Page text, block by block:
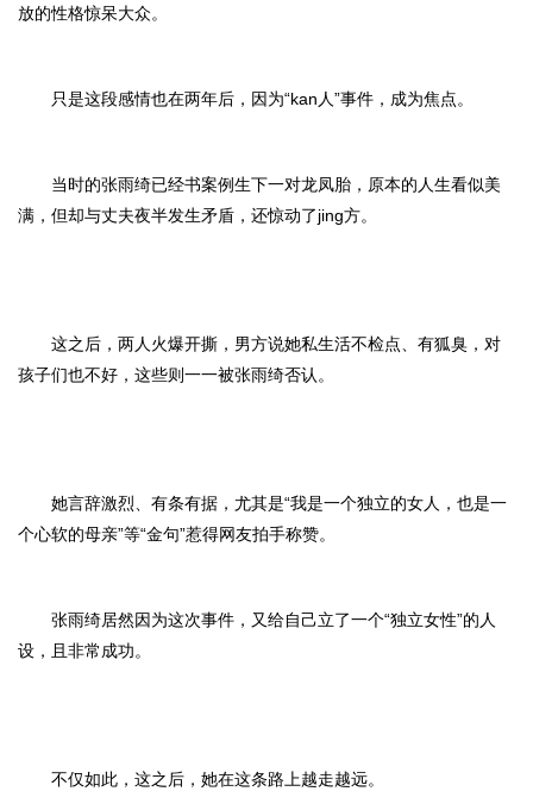
放的性格惊呆大众。
只是这段感情也在两年后，因为“kan人”事件，成为焦点。
当时的张雨绮已经书案例生下一对龙凤胎，原本的人生看似美
满，但却与丈夫夜半发生矛盾，还惊动了jing方。
这之后，两人火爆开撕，男方说她私生活不检点、有狐臭，对
孩子们也不好，这些则一一被张雨绮否认。
她言辞激烈、有条有据，尤其是“我是一个独立的女人，也是一
个心软的母亲”等“金句”惹得网友拍手称赞。
张雨绮居然因为这次事件，又给自己立了一个“独立女性”的人
设，且非常成功。
不仅如此，这之后，她在这条路上越走越远。